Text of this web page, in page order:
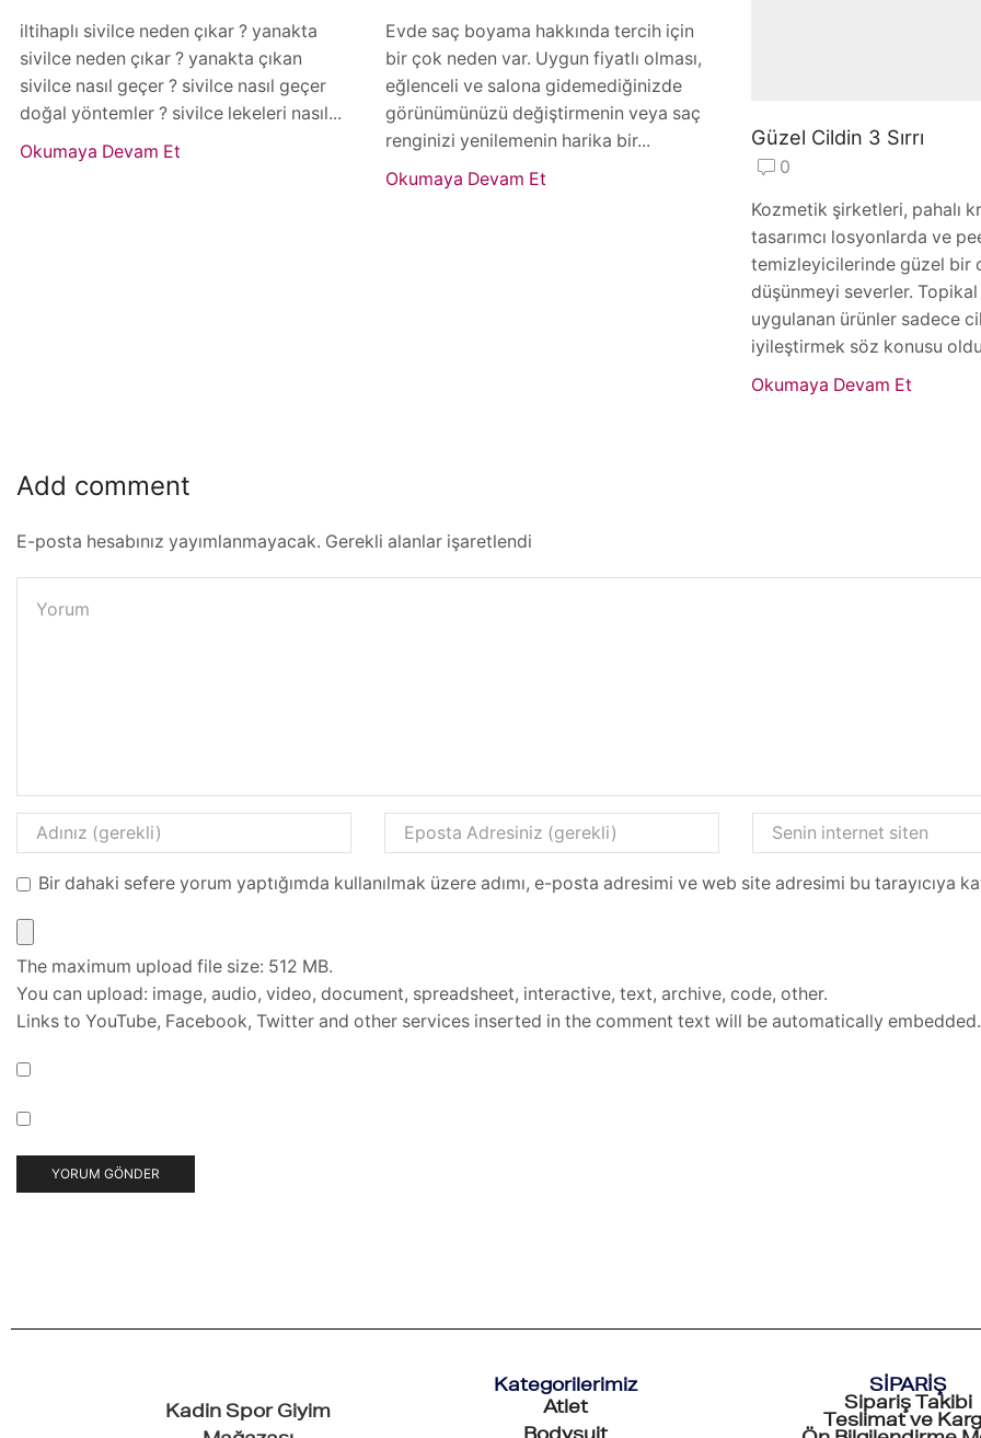
iltihaplı sivilce neden çıkar ? yanakta
sivilce neden çıkar ? yanakta çıkan
sivilce nasıl geçer ? sivilce nasıl geçer
doğal yöntemler ? sivilce lekeleri nasıl...
Okumaya Devam Et
Evde saç boyama hakkında tercih için
bir çok neden var. Uygun fiyatlı olması,
eğlenceli ve salona gidemediğinizde
görünümünüzü değiştirmenin veya saç
renginizi yenilemenin harika bir...
Okumaya Devam Et
Güzel Cildin 3 Sırrı
0
Kozmetik şirketleri, pahalı
tasarımcı losyonlarda ve
temizleyicilerinde güzel bir
düşünmeyi severler.
uygulanan ürünler sadece
iyileştirmek söz konusu
Okumaya Devam Et
Add comment
E-posta hesabınız yayımlanmayacak. Gerekli alanlar işaretlendi
Bir dahaki sefere yorum yaptığımda kullanılmak üzere adımı, e-posta adresimi ve web site adresimi bu tarayıcıya
The maximum upload file size: 512 MB.
You can upload: image, audio, video, document, spreadsheet, interactive, text, archive, code, other.
Links to YouTube, Facebook, Twitter and other services inserted in the comment text will be automatically embedded.
Kadin Spor Giyim
Kategorilerimiz
Atlet
SİPARİŞ
Sipariş Takibi
Teslimat ve